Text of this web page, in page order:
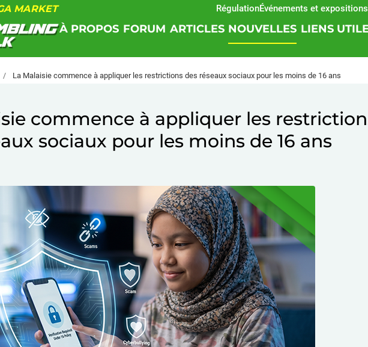
MARKET RégulationÉvénements et expositions
À PROPOS FORUM ARTICLES NOUVELLES LIENS
La Malaisie commence à appliquer les restrictions des réseaux sociaux pour les moins de 16 ans
commence à appliquer les
sociaux pour les moins de 16 ans